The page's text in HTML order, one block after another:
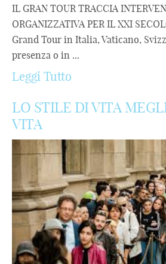
IL GRAN TOUR TRACCIA
ORGANIZZATIVA PER IL XXI
Grand Tour in Italia, Vaticano,
presenza o in ...
Leggi Tutto
LO STILE DI VITA
VITA